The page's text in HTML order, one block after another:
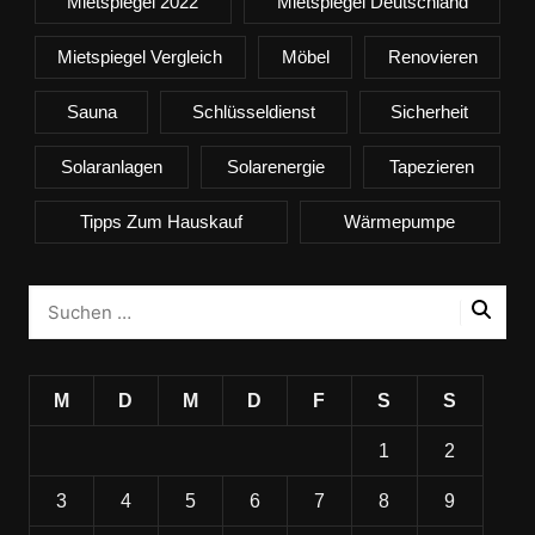
Mietspiegel Vergleich Möbel Renovieren
Sauna Schlüsseldienst Sicherheit
Solaranlagen Solarenergie Tapezieren
Tipps Zum Hauskauf Wärmepumpe
M D M D F S S
1 2
3 4 5 6 7 8 9